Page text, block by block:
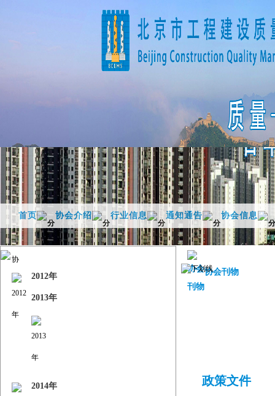
首页 协会介绍 行业信息 通知通告 协会信息
2012年
2013年
2014年
协会刊物
政策文件